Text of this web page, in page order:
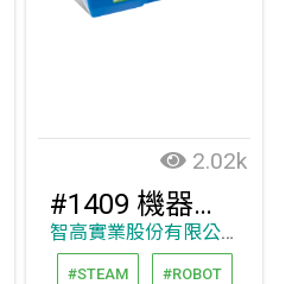
2.02k
#1409 機器人工作坊 -micro:bit編程組
智高實業股份有限公司
#STEAM #ROBOT